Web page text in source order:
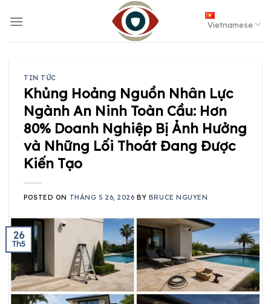
Vietnamese
TIN TỨC
Khủng Hoảng Nguồn Nhân Lực
Ngành An Ninh Toàn Cầu: Hơn
80% Doanh Nghiệp Bị Ảnh Hưởng
và Những Lối Thoát Đang Được
Kiến Tạo
POSTED ON THÁNG 5 26, 2026 BY BRUCE NGUYEN
26
Th5